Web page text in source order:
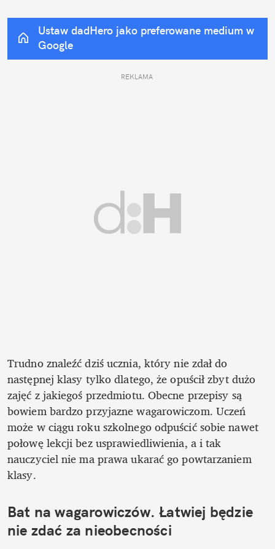
Ustaw dadHero jako preferowane medium w
Google
REKLAMA
Trudno znaleźć dziś ucznia, który nie zdał do
następnej klasy tylko dlatego, że opuścił zbyt dużo
zajęć z jakiegoś przedmiotu. Obecne przepisy są
bowiem bardzo przyjazne wagarowiczom. Uczeń
może w ciągu roku szkolnego odpuścić sobie nawet
połowę lekcji bez usprawiedliwienia, a i tak
nauczyciel nie ma prawa ukarać go powtarzaniem
klasy.
Bat na wagarowiczów. Łatwiej będzie
nie zdać za nieobecności